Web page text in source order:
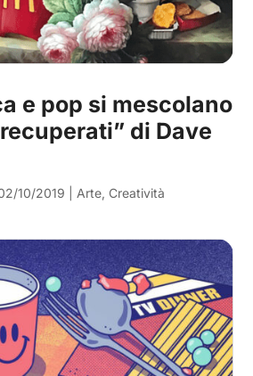
e pop si mescolano
di Dave
10/2019 Arte, Creatività